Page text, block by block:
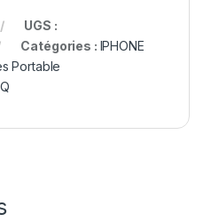
UGS :
Catégories : IPHONE
Portable